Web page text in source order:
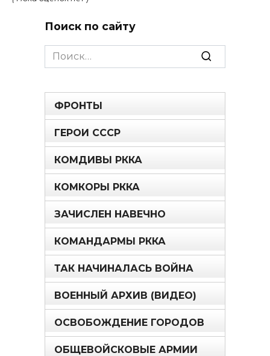
Поиск по сайту
Search
for:
ФРОНТЫ
ГЕРОИ СССР
КОМДИВЫ РККА
КОМКОРЫ РККА
ЗАЧИСЛЕН НАВЕЧНО
КОМАНДАРМЫ РККА
ТАК НАЧИНАЛАСЬ ВОЙНА
ВОЕННЫЙ АРХИВ (ВИДЕО)
ОСВОБОЖДЕНИЕ ГОРОДОВ
ОБЩЕВОЙСКОВЫЕ АРМИИ